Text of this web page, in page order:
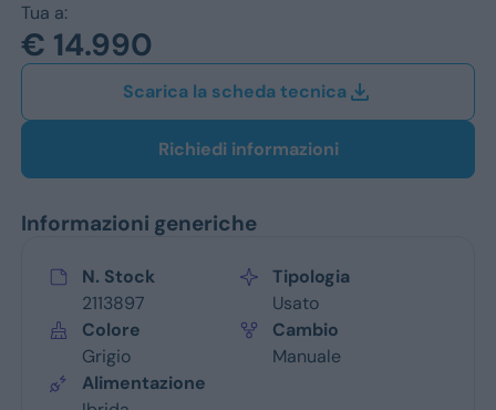
Ford
Opel
Tua a:
€ 14.990
Scarica la scheda tecnica
Richiedi informazioni
Informazioni generiche
N. Stock
2113897
Tipologia
Usato
Colore
Grigio
Cambio
Manuale
Alimentazione